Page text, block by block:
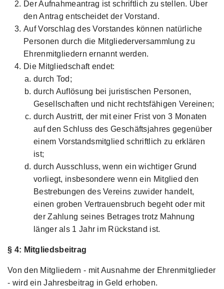
Der Aufnahmeantrag ist schriftlich zu stellen. Über
den Antrag entscheidet der Vorstand.
Auf Vorschlag des Vorstandes können natürliche
Personen durch die Mitgliederversammlung zu
Ehrenmitgliedern ernannt werden.
Die Mitgliedschaft endet:
durch Tod;
durch Auflösung bei juristischen Personen,
Gesellschaften und nicht rechtsfähigen Vereinen;
durch Austritt, der mit einer Frist von 3 Monaten
auf den Schluss des Geschäftsjahres gegenüber
einem Vorstandsmitglied schriftlich zu erklären
ist;
durch Ausschluss, wenn ein wichtiger Grund
vorliegt, insbesondere wenn ein Mitglied den
Bestrebungen des Vereins zuwider handelt,
einen groben Vertrauensbruch begeht oder mit
der Zahlung seines Betrages trotz Mahnung
länger als 1 Jahr im Rückstand ist.
§ 4: Mitgliedsbeitrag
Von den Mitgliedern - mit Ausnahme der Ehrenmitglieder
- wird ein Jahresbeitrag in Geld erhoben.